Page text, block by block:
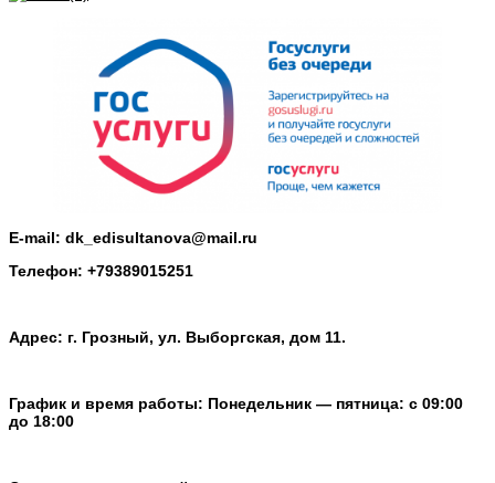
E-mail: dk_edisultanova@mail.ru
Телефон: +79389015251
Адрес: г. Грозный, ул. Выборгская, дом 11.
График и время работы: Понедельник — пятница: с 09:00
до 18:00